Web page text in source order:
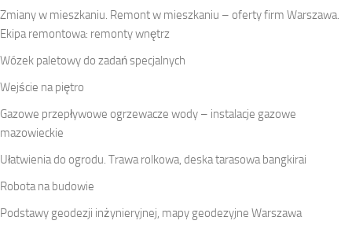
Zmiany w mieszkaniu. Remont w mieszkaniu – oferty firm Warszawa.
Ekipa remontowa: remonty wnętrz
Wózek paletowy do zadań specjalnych
Wejście na piętro
Gazowe przepływowe ogrzewacze wody – instalacje gazowe
mazowieckie
Ułatwienia do ogrodu. Trawa rolkowa, deska tarasowa bangkirai
Robota na budowie
Podstawy geodezji inżynieryjnej, mapy geodezyjne Warszawa